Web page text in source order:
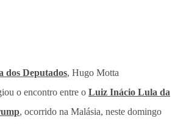
dos Deputados, Hugo Motta
o encontro entre o Luiz Inácio Lula da
, ocorrido na Malásia, neste domingo